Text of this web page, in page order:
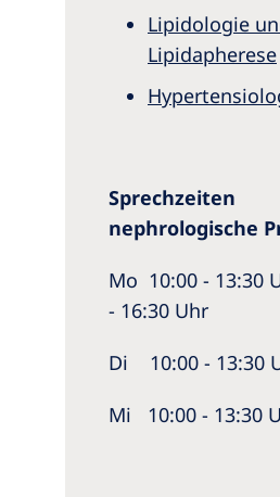
Lipidologie
Lipidapherese
Sprechzeiten
nephrologische
Mo 10:00 - 13:30
- 16:30 Uhr
Di 10:00 - 13:30
Mi 10:00 - 13:30